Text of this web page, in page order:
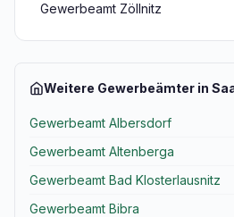
Gewerbeamt Zöllnitz
Weitere Gewerbeämter in
Gewerbeamt Albersdorf
Gewerbeamt Altenberga
Gewerbeamt Bad Klosterlausnitz
Gewerbeamt Bibra